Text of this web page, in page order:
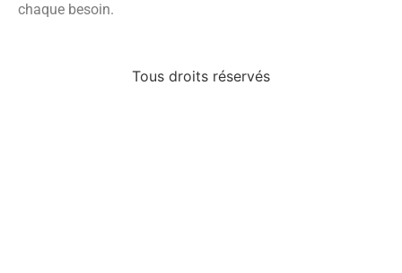
chaque besoin.
Tous droits réservés